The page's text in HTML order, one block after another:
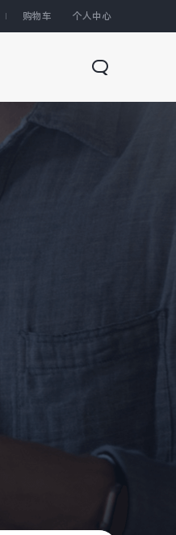
购物车 个人中心